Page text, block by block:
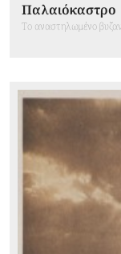
Παλαιόκαστρο
Το αναστηλωμένο